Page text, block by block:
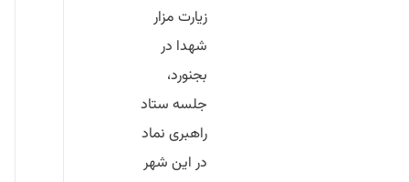
زیارت مزار
شهدا در
بجنورد،
جلسه ستاد
راهبری نماد
در این شهر